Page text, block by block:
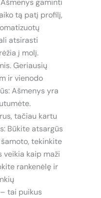
gaminti
tą patį profilį,
atsirasti
į molį.
Geriausių
ir vienodo
Ašmenys yra
tačiau kartu
Būkite atsargūs
tekinkite
veikia kaip maži
rankenėlę ir
tai puikus